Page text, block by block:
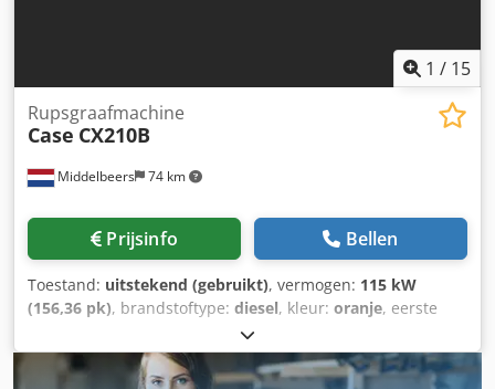
1 / 15
Middelbeers 74 km
Rupsgraafmachine
Case CX210B
Prijsinfo Bellen
Toestand: uitstekend (gebruikt), vermogen: 115 kW
(156,36 pk), brandstoftype: diesel, kleur: oranje, eerste
, Bouwjaar:
h, Algemene informatie Bouwjaar: 2012 Serienummer:
DCH210R5NCEAH2500 Technische informatie Aantal